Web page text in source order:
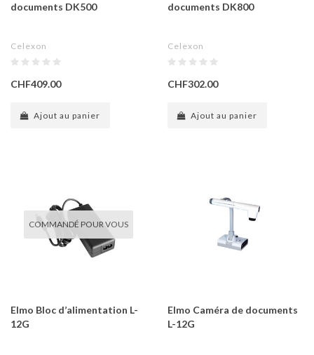
documents DK500
Celexon
CHF409.00
Ajout au panier
documents DK800
Celexon
CHF302.00
Ajout au panier
COMMANDÉ POUR VOUS
Elmo Bloc d’alimentation L-
12G
Elmo Caméra de documents
L-12G